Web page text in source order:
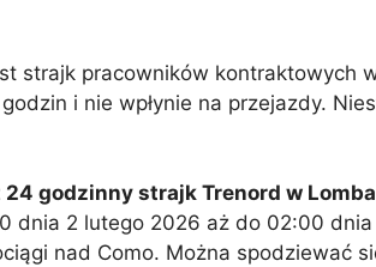
strajk pracowników kontraktowych
i nie wpłynie na przejazdy.
godzinny strajk Trenord w
dnia 2 lutego 2026 aż do 02:00
nad Como. Można spodziewać